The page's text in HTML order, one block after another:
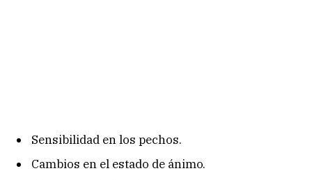
Sensibilidad en los pechos.
Cambios en el estado de ánimo.